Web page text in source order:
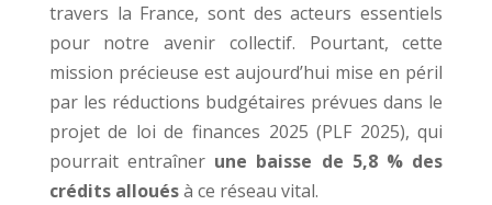
travers la France, sont des acteurs essentiels
pour notre avenir collectif. Pourtant, cette
mission précieuse est aujourd’hui mise en péril
par les réductions budgétaires prévues dans le
projet de loi de finances 2025 (PLF 2025), qui
pourrait entraîner une baisse de 5,8 % des
crédits allouésà ce réseau vital.